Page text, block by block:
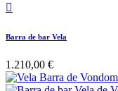

Barra de bar Vela
1.210,00 €